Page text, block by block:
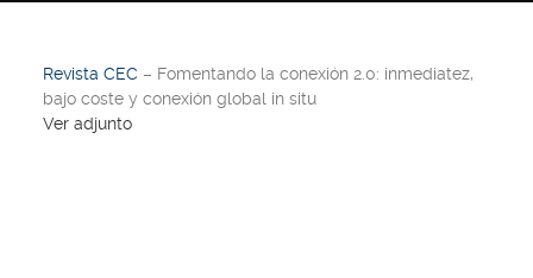
Revista CEC – Fomentando la conexión 2.0: inmediatez,
bajo coste y conexión global in situ
Ver adjunto